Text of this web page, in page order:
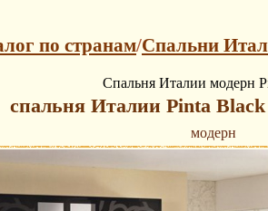
по странам/Спальни
Спальня Италии модерн
спальня Италии Pinta
модерн